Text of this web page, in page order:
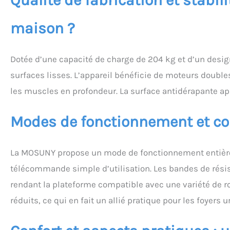
métabolisme
de pression
améliore la
vous aidant à
& Rangement
et la vitesse,
compact
Vente Sans
fitness
de vie plus sain
N'hésitez pas
cette plateforme
compte Amazon
maison ?
Dotée d’une capacité de charge de 204 kg et d’un
surfaces lisses. L’appareil bénéficie de moteurs
les muscles en profondeur. La surface antidérapante
Modes de fonctionnement et
La MOSUNY propose un mode de fonctionnement
télécommande simple d’utilisation. Les bandes de
rendant la plateforme compatible avec une variété de
réduits, ce qui en fait un allié pratique pour les foyers